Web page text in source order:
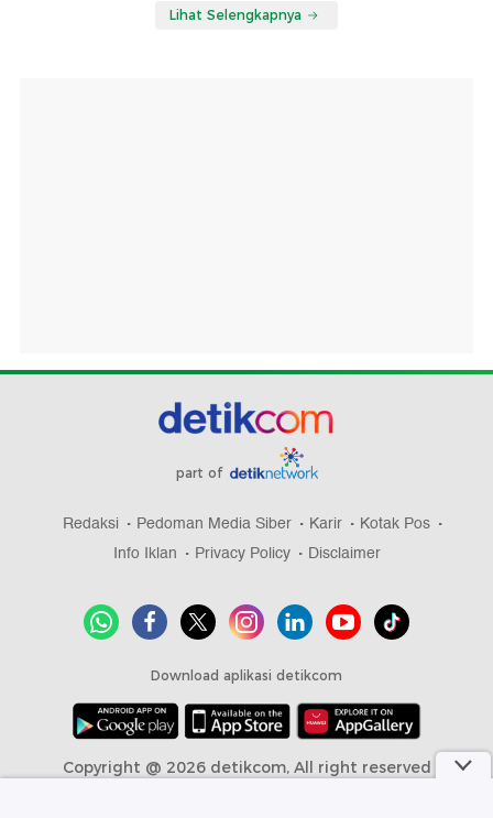
Lihat Selengkapnya
part of
Redaksi Pedoman Media Siber Karir
Kotak Pos
Info Iklan
Privacy Policy Disclaimer
Download aplikasi detikcom
Copyright @ 2026 detikcom, All right reserved